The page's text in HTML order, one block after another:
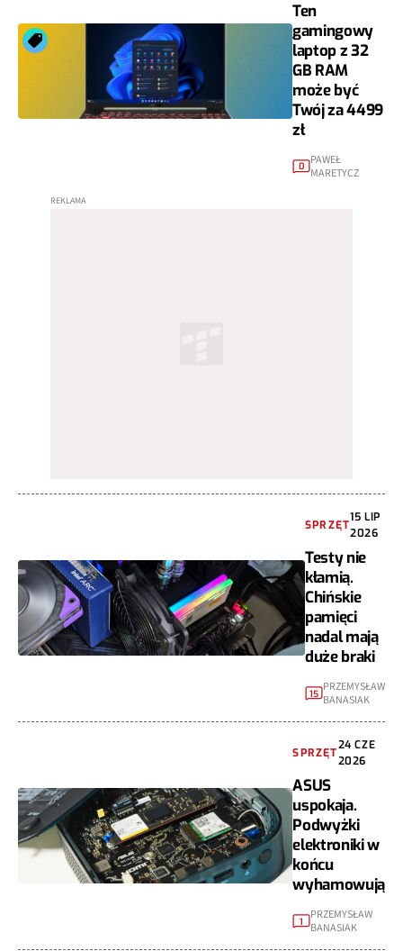
Ten
gamingowy
laptop z 32
GB RAM
może być
Twój za 4499
zł
0
PAWEŁ
MARETYCZ
SPRZĘT
15 LIP
2026
Testy nie
kłamią.
Chińskie
pamięci
nadal mają
duże braki
15 PRZEMYSŁAW
BANASIAK
SPRZĘT
24 CZE
2026
ASUS
uspokaja.
Podwyżki
elektroniki w
końcu
wyhamowują
1
PRZEMYSŁAW
BANASIAK